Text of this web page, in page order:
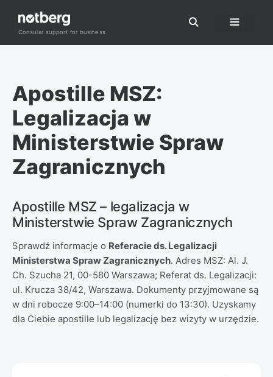
treści
Consular support for business
Apostille MSZ:
Legalizacja w
Ministerstwie Spraw
Zagranicznych
Apostille MSZ – legalizacja w
Ministerstwie Spraw Zagranicznych
Sprawdź informacje o Referacie ds. Legalizacji
Ministerstwa Spraw Zagranicznych. Adres MSZ: Al. J.
Ch. Szucha 21, 00-580 Warszawa; Referat ds. Legalizacji:
ul. Krucza 38/42, Warszawa. Dokumenty przyjmowane są
w dni robocze 9:00–14:00 (numerki do 13:30). Uzyskamy
dla Ciebie apostille lub legalizację bez wizyty w urzędzie.